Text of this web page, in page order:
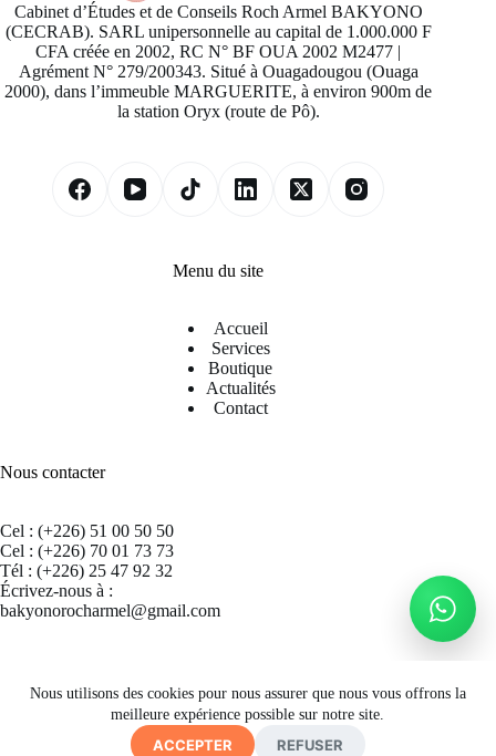
Nous utilisons des cookies pour nous assurer que nous vous offrons la
meilleure expérience possible sur notre site.
ACCEPTER REFUSER
Cabinet d’Études et de Conseils Roch Armel BAKYONO
(CECRAB). SARL unipersonnelle au capital de 1.000.000 F
CFA créée en 2002, RC N° BF OUA 2002 M2477 |
Agrément N° 279/200343. Situé à Ouagadougou (Ouaga
2000), dans l’immeuble MARGUERITE, à environ 900m de
la station Oryx (route de Pô).
Menu du site
Accueil
Services
Boutique
Actualités
Contact
Nous contacter
Cel : (+226) 51 00 50 50
Cel : (+226) 70 01 73 73
Tél : (+226) 25 47 92 32
Écrivez-nous à :
bakyonorocharmel@gmail.com